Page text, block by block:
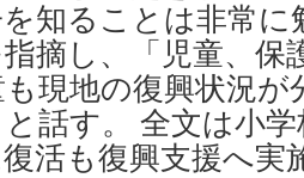
知ることは非常
摘し、「児童、保
現地の復興状況が
話す。 全文は小
活も復興支援へ実